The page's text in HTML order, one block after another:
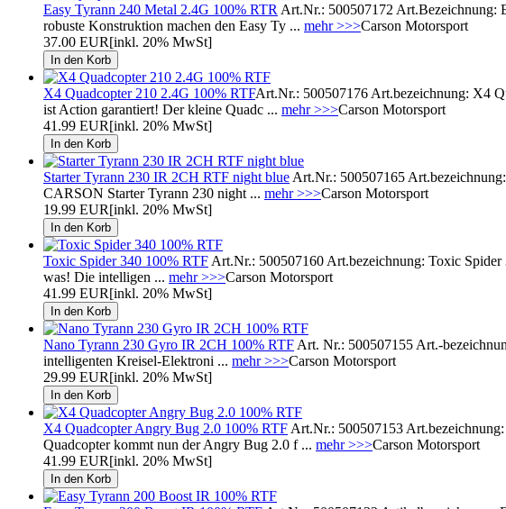
Easy Tyrann 240 Metal 2.4G 100% RTR Art.Nr.: 500507172 Art.Bezeichnung:
robuste Konstruktion machen den Easy Ty ... mehr >>>Carson Motorsport
37.00 EUR[inkl. 20% MwSt]
X4 Quadcopter 210 2.4G 100% RTFArt.Nr.: 500507176 Art.bezeichnung: X4
ist Action garantiert! Der kleine Quadc ... mehr >>>Carson Motorsport
41.99 EUR[inkl. 20% MwSt]
Starter Tyrann 230 IR 2CH RTF night blue Art.Nr.: 500507165
CARSON Starter Tyrann 230 night ... mehr >>>Carson Motorsport
19.99 EUR[inkl. 20% MwSt]
Toxic Spider 340 100% RTF Art.Nr.: 500507160 Art.bezeichnung: Toxic
was! Die intelligen ... mehr >>>Carson Motorsport
41.99 EUR[inkl. 20% MwSt]
Nano Tyrann 230 Gyro IR 2CH 100% RTF Art. Nr.: 500507155 Art.-
intelligenten Kreisel-Elektroni ... mehr >>>Carson Motorsport
29.99 EUR[inkl. 20% MwSt]
X4 Quadcopter Angry Bug 2.0 100% RTF Art.Nr.: 500507153
Quadcopter kommt nun der Angry Bug 2.0 f ... mehr >>>Carson Motorsport
41.99 EUR[inkl. 20% MwSt]